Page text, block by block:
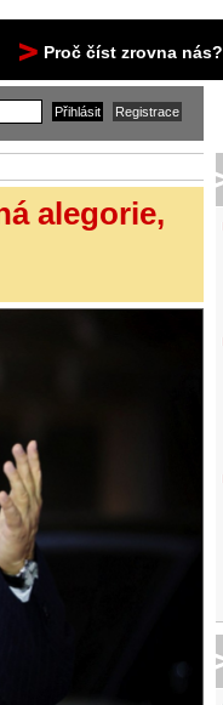
Proč číst zrovna nás?
alegorie,